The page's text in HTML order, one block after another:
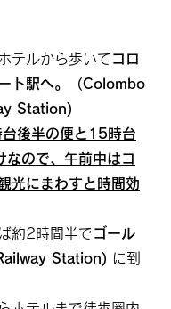
テルから歩いて コロ
ト駅へ。（Colombo
Station)
後半の便と15時台
なので、午前中はコ
光にまわすと時間効
約2時間半でゴール
Station) に到